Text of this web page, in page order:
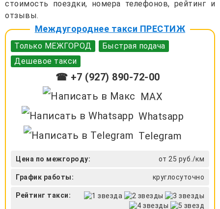
стоимость поездки, номера телефонов, рейтинг и
отзывы.
Междугороднее такси ПРЕСТИЖ
Только МЕЖГОРОД
Быстрая подача
Дешевое такси
☎ +7 (927) 890-72-00
MAX
Whatsapp
Telegram
Цена по межгороду: от 25 руб./км
График работы: круглосуточно
Рейтинг такси: